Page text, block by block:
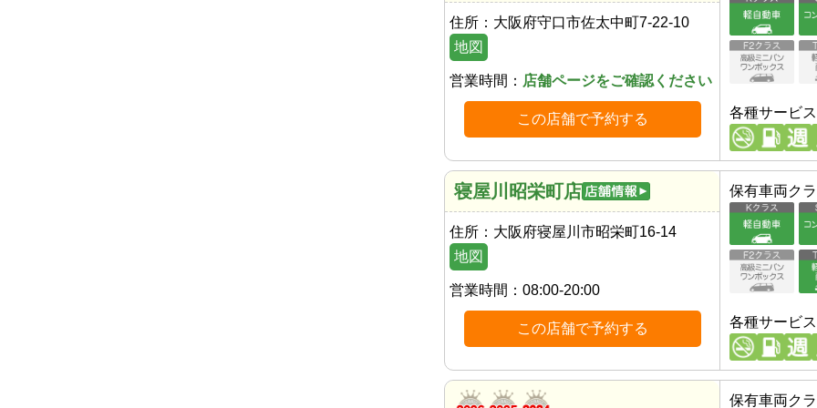
住所： 大阪府守口市佐太中町7-22-10
地図
営業時間： 店舗ページをご確認ください
この店舗で予約する 各種サービス
寝屋川昭栄町店
住所： 大阪府寝屋川市昭栄町16-14
地図
営業時間： 08:00-20:00
この店舗で予約する
保有車両ク
各種サービス
保有車両ク